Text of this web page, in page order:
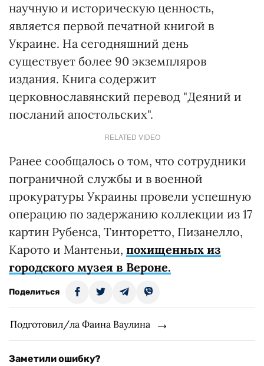
научную и историческую ценность,
является первой печатной книгой в
Украине. На сегодняшний день
существует более 90 экземпляров
издания. Книга содержит
церковнославянский перевод "Деяний и
посланий апостольских".
RELATED VIDEO
Ранее сообщалось о том, что сотрудники
пограничной службы и в военной
прокуратуры Украины провели успешную
операцию по задержанию коллекции из 17
картин Рубенса, Тинторетто, Пизанелло,
Карото и Мантеньи, похищенных из
городского музея в Вероне.
Поделиться
Подготовил/ла Фаина Ваулина
Заметили ошибку?